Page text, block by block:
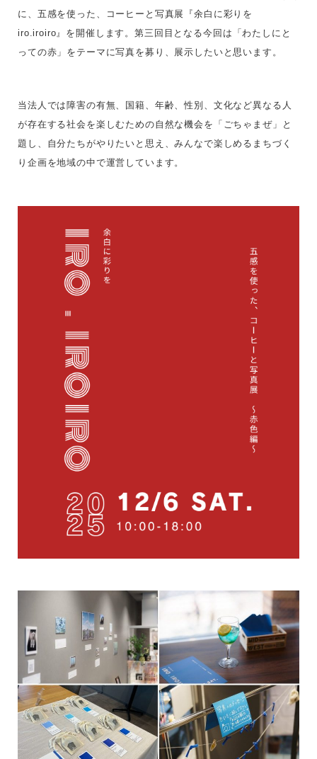
に、五感を使った、コーヒーと写真展『余白に彩りを
iro.iroiro』を開催します。第三回目となる今回は「わたしにと
っての赤」をテーマに写真を募り、展示したいと思います。
当法人では障害の有無、国籍、年齢、性別、文化など異なる人
が存在する社会を楽しむための自然な機会を「ごちゃまぜ」と
題し、自分たちがやりたいと思え、みんなで楽しめるまちづく
り企画を地域の中で運営しています。